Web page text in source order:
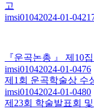
고
imsi01042024-01-04
『운곡논총 』 제10
imsi01042024-01-0476
제1회 운곡학술상 수
imsi01042024-01-0480
제23회 학술발표회